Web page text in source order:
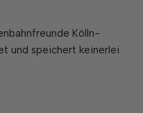
Kölln-
und speichert keinerlei